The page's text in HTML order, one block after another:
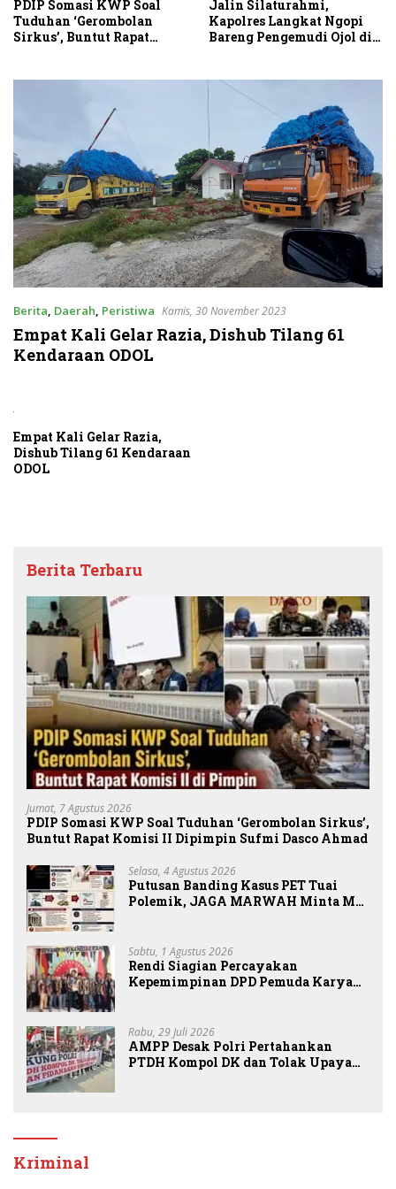
Jalin Silaturahmi,
Kapolres Langkat Ngopi
Bareng Pengemudi Ojol di
Sambut HUT RI Ke-81,
Ricky Anthony Buka
Turnamen Sepak Takraw
Berita, Daerah, Peristiwa Kamis, 30 November 2023
Empat Kali Gelar Razia, Dishub Tilang 61
Kendaraan ODOL
Empat Kali Gelar Razia,
Dishub Tilang 61 Kendaraan
ODOL
Berita Terbaru
Jumat, 7 Agustus 2026
PDIP Somasi KWP Soal Tuduhan ‘Gerombolan Sirkus’,
Buntut Rapat Komisi II Dipimpin Sufmi Dasco Ahmad
Selasa, 4 Agustus 2026
Putusan Banding Kasus PET Tuai
Polemik, JAGA MARWAH Minta MA
Sabtu, 1 Agustus 2026
Rendi Siagian Percayakan
Kepemimpinan DPD Pemuda Karya
Rabu, 29 Juli 2026
AMPP Desak Polri Pertahankan
PTDH Kompol DK dan Tolak Upaya
Kriminal